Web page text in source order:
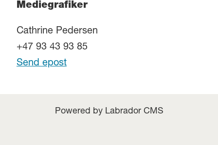
Mediegrafiker
Cathrine Pedersen
+47 93 43 93 85
Send epost
Powered by Labrador CMS